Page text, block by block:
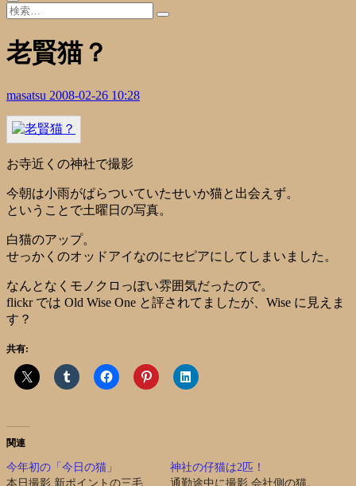
老賢猫？
masatsu 2008-02-26 10:28
お寺近くの神社で撮影
今朝は小雨がぱらついていたせいか猫と出会えず。
ということで土曜日の写真。
白猫のアップ。
せっかくのオッドアイなのにセピアにしてしまいました。
なんとなくモノクロっぽい雰囲気だったので。
flickr では Old Wise One と評されてましたが、Wise に見えま
す？
共有:
関連
今年初の「今日の猫」
本日撮影 新ポイントの三毛
神社の仔猫は2匹！
通勤途中に撮影 会社側の猫。